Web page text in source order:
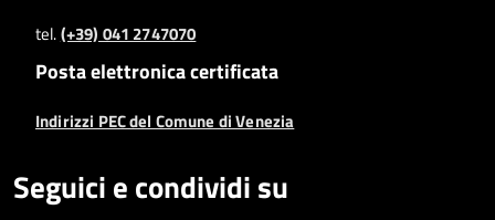
tel.(+39) 041 2747070
Posta elettronica certificata
Indirizzi PEC del Comune di Venezia
Seguici e condividi su